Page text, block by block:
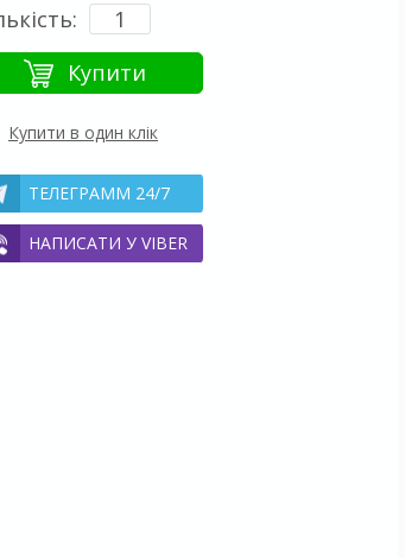
Купити
Купити в один клік
ТЕЛЕГРАММ 24/7
НАПИСАТИ У VIBER